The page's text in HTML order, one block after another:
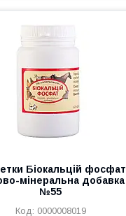
Біокальцій фосфат
мінеральна добавка
№55
0000008019